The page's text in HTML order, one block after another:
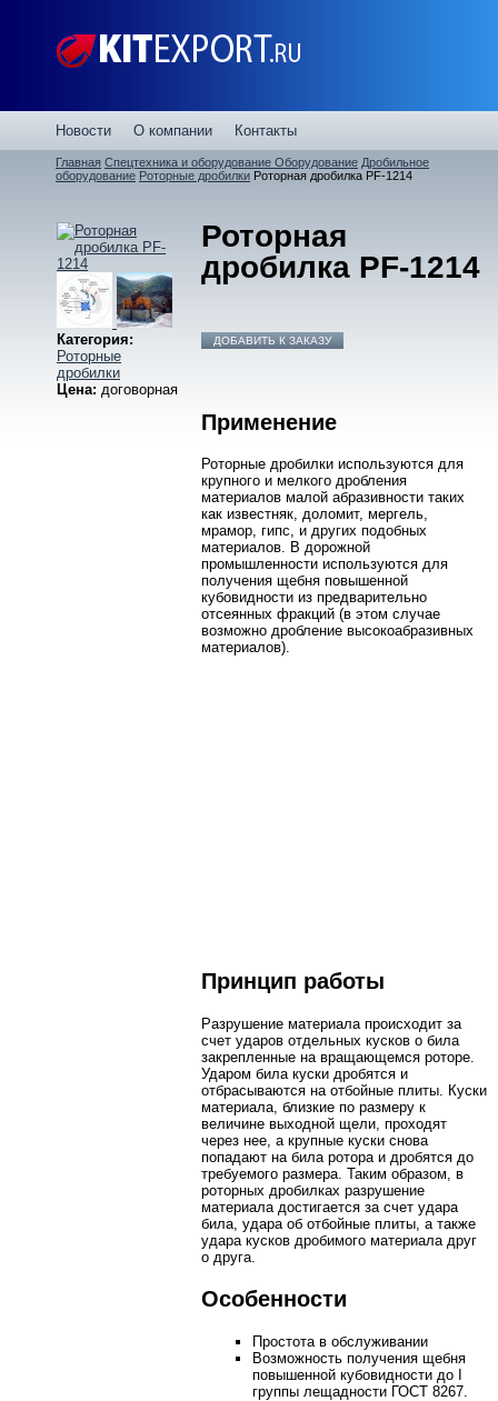
Новости О компании Контакты
Главная Спецтехника и оборудование Оборудование Дробильное
оборудование Роторные дробилки Роторная дробилка PF-1214
Категория:
Роторные
дробилки
Цена: договорная
Роторная
дробилка PF-1214
ДОБАВИТЬ К ЗАКАЗУ
Применение
Роторные дробилки используются для
крупного и мелкого дробления
материалов малой абразивности таких
как известняк, доломит, мергель,
мрамор, гипс, и других подобных
материалов. В дорожной
промышленности используются для
получения щебня повышенной
кубовидности из предварительно
отсеянных фракций (в этом случае
возможно дробление высокоабразивных
материалов).
Принцип работы
Разрушение материала происходит за
счет ударов отдельных кусков о била
закрепленные на вращающемся роторе.
Ударом била куски дробятся и
отбрасываются на отбойные плиты. Куски
материала, близкие по размеру к
величине выходной щели, проходят
через нее, а крупные куски снова
попадают на била ротора и дробятся до
требуемого размера. Таким образом, в
роторных дробилках разрушение
материала достигается за счет удара
била, удара об отбойные плиты, а также
удара кусков дробимого материала друг
о друга.
Особенности
Простота в обслуживании
Возможность получения щебня
повышенной кубовидности до I
группы лещадности ГОСТ 8267.